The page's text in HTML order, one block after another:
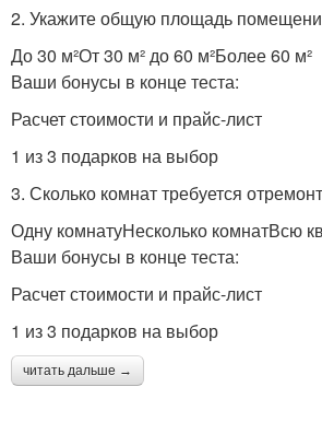
2. Укажите общую площадь
До 30 м²От 30 м² до 60 м²Более 60 м²
Ваши бонусы в конце теста:
Расчет стоимости и прайс-лист
1 из 3 подарков на выбор
3. Сколько комнат требуется
Одну комнатуНесколько комнатВсю
Ваши бонусы в конце теста:
Расчет стоимости и прайс-лист
1 из 3 подарков на выбор
читать дальше →